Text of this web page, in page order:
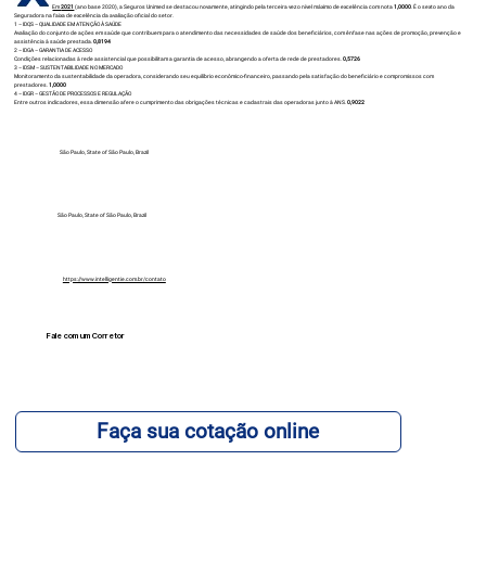
Em2021 (ano base 2020), a Seguros Unimed se destacou novamente, atingindo pela terceira vez o nível máximo de excelência com nota1,0000. É o sexto ano da
Seguradora na faixa de excelência da avaliação oficial do setor.
1 – IDQS – QUALIDADE EM ATENÇÃO À SAÚDE
Avaliação do conjunto de ações em saúde que contribuem para o atendimento das necessidades de saúde dos beneficiários, com ênfase nas ações de promoção, prevenção e
assistência à saúde prestada.0,8194
2 – IDGA – GARANTIA DE ACESSO
Condições relacionadas à rede assistencial que possibilitam a garantia de acesso, abrangendo a oferta de rede de prestadores.0,5726
3 – IDSM – SUSTENTABILIDADE NO MERCADO
Monitoramento da sustentabilidade da operadora, considerando seu equilíbrio econômico-financeiro, passando pela satisfação do beneficiário e compromissos com
prestadores.1,0000
4 – IDGR – GESTÃO DE PROCESSOS E REGULAÇÃO
Entre outros indicadores, essa dimensão afere o cumprimento das obrigações técnicas e cadastrais das operadoras junto à ANS.0,9022
São Paulo, State of São Paulo, Brazil
São Paulo, State of São Paulo, Brazil
https://www.intelligentie.com.br/contato
Fale com um Corretor
Faça sua cotação online